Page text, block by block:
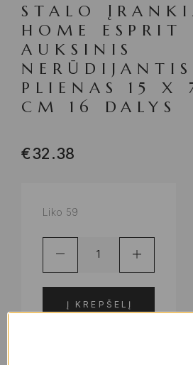
STALO
HOME ESPRIT
AUKSINIS
NERŪDIJANTIS
PLIENAS 15 X
CM 16 DALYS
€32.38
Liko 59
Į KREPŠELĮ